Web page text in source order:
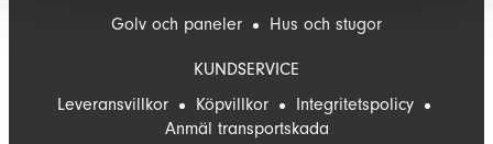
Golv och paneler
Hus och stugor
KUNDSERVICE
Leveransvillkor
Köpvillkor
Integritetspolicy
Anmäl transportskada